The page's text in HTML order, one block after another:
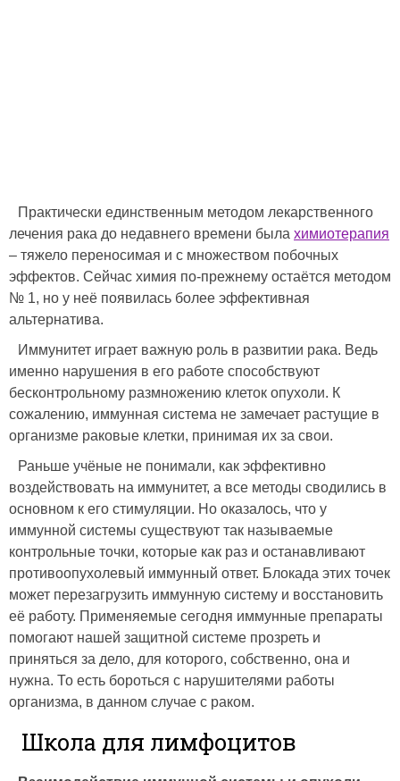
Практически единственным методом лекарственного
лечения рака до недавнего времени была химиотерапия
– тяжело переносимая и с множеством побочных
эффектов. Сейчас химия по-прежнему остаётся методом
№ 1, но у неё появилась более эффективная
альтернатива.
Иммунитет играет важную роль в развитии рака. Ведь
именно нарушения в его работе способствуют
бесконтрольному размножению клеток опухоли. К
сожалению, иммунная система не замечает растущие в
организме раковые клетки, принимая их за свои.
Раньше учёные не понимали, как эффективно
воздействовать на иммунитет, а все методы сводились в
основном к его стимуляции. Но оказалось, что у
иммунной системы существуют так называемые
контрольные точки, которые как раз и останавливают
противоопухолевый иммунный ответ. Блокада этих точек
может перезагрузить иммунную систему и восстановить
её работу. Применяемые сегодня иммунные препараты
помогают нашей защитной системе прозреть и
приняться за дело, для которого, собственно, она и
нужна. То есть бороться с нарушителями работы
организма, в данном случае с раком.
Школа для лимфоцитов